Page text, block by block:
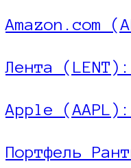
Amazon.com
Лента
Apple
Портфель